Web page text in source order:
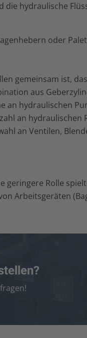
hydraulische
oder
gemeinsam ist,
aus
an hydraulischen
an hydraulischen
an Ventilen,
geringere Rolle
Arbeitsgeräten